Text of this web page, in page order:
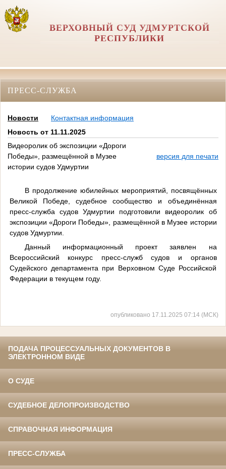
ВЕРХОВНЫЙ СУД УДМУРТСКОЙ
РЕСПУБЛИКИ
ПРЕСС-СЛУЖБА
Новости
Контактная информация
Новость от 11.11.2025
Видеоролик об экспозиции «Дороги
Победы», размещённой в Музее
истории судов Удмуртии
версия для печати
В продолжение юбилейных мероприятий, посвящённых
Великой Победе, судебное сообщество и объединённая
пресс-служба судов Удмуртии подготовили видеоролик об
экспозиции «Дороги Победы», размещённой в Музее истории
судов Удмуртии.
Данный информационный проект заявлен на
Всероссийский конкурс пресс-служб судов и органов
Судейского департамента при Верховном Суде Российской
Федерации в текущем году.
опубликовано 17.11.2025 07:14 (МСК)
ПОДАЧА ПРОЦЕССУАЛЬНЫХ ДОКУМЕНТОВ В
ЭЛЕКТРОННОМ ВИДЕ
О СУДЕ
СУДЕБНОЕ ДЕЛОПРОИЗВОДСТВО
СПРАВОЧНАЯ ИНФОРМАЦИЯ
ПРЕСС-СЛУЖБА